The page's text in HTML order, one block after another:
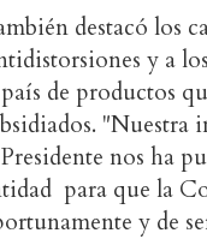
destacó los
y a
de productos
nos ha
para que la
y de